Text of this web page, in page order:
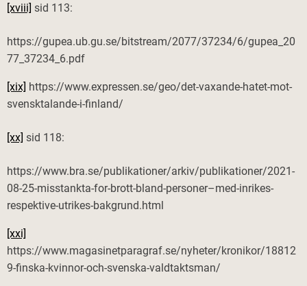
[xviii] sid 113:
https://gupea.ub.gu.se/bitstream/2077/37234/6/gupea_20
77_37234_6.pdf
[xix] https://www.expressen.se/geo/det-vaxande-hatet-mot-
svensktalande-i-finland/
[xx] sid 118:
https://www.bra.se/publikationer/arkiv/publikationer/2021-
08-25-misstankta-for-brott-bland-personer–med-inrikes-
respektive-utrikes-bakgrund.html
[xxi]
https://www.magasinetparagraf.se/nyheter/kronikor/18812
9-finska-kvinnor-och-svenska-valdtaktsman/